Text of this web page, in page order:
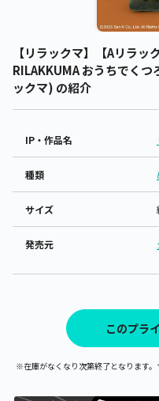
【リラックマ】【Aリラッ
RILAKKUMA おうちでく
ックマ) の紹介
IP・作品名
種類
サイズ
発売元
このプラ
※在庫がなくなり次第終了となります